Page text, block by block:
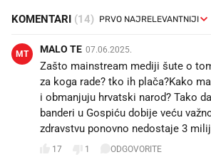
KOMENTARI (14)
MT MALO TE 07.06.2025.
Zašto mainstream mediji šute o
za koga rade? tko ih plača?Kako
i obmanjuju hrvatski narod? Tako
banderi u Gospiću dobije veću
zdravstvu ponovno nedostaje 3
17 1 ODGOVORITE